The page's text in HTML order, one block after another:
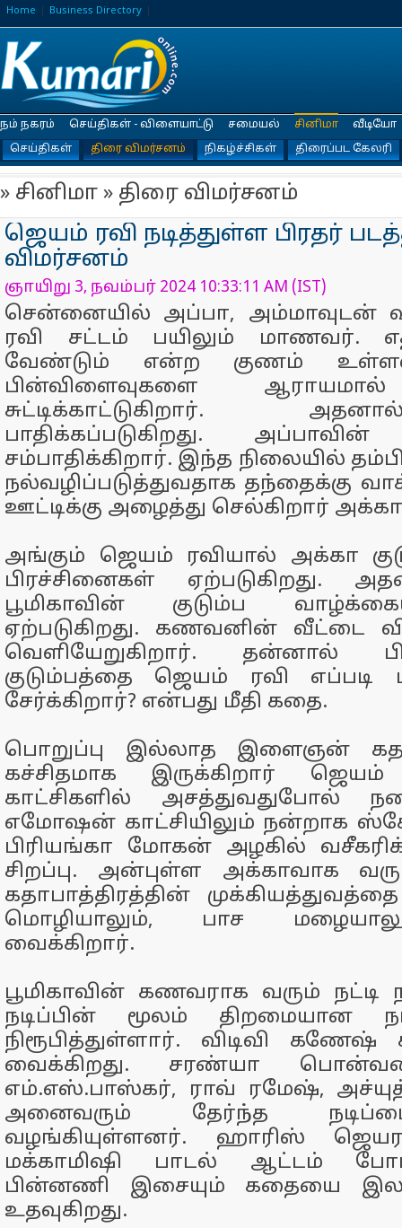
Home Business Directory
நம் நகரம் செய்திகள் - விளையாட்டு சமையல்
சினிமா
செய்திகள்
திரை விமர்சனம் நிகழ்ச்சிகள் திரைப்பட கேலரி
வீடியோ
» சினிமா » திரை விமர்சனம்
ஜெயம் ரவி நடித்துள்ள பிரதர்
விமர்சனம்
ஞாயிறு 3, நவம்பர் 2024 10:33:11 AM (IST)
சென்னையில் அப்பா, அம்மாவுடன்
ரவி சட்டம் பயிலும் மாணவர்.
வேண்டும் என்ற குணம்
பின்விளைவுகளை
சுட்டிக்காட்டுகிறார்.
பாதிக்கப்படுகிறது.
சம்பாதிக்கிறார். இந்த நிலையில்
நல்வழிப்படுத்துவதாக தந்தைக்கு
ஊட்டிக்கு அழைத்து செல்கிறார் அக்கா
அங்கும் ஜெயம் ரவியால் அக்கா
பிரச்சினைகள் ஏற்படுகிறது.
பூமிகாவின் குடும்ப
ஏற்படுகிறது. கணவனின் வீட்டை
வெளியேறுகிறார். தன்னால்
குடும்பத்தை ஜெயம் ரவி
சேர்க்கிறார்? என்பது மீதி கதை.
பொறுப்பு இல்லாத இளைஞன்
கச்சிதமாக இருக்கிறார்
காட்சிகளில் அசத்துவதுபோல்
எமோஷன் காட்சியிலும் நன்றாக
பிரியங்கா மோகன் அழகில்
சிறப்பு. அன்புள்ள அக்காவாக
கதாபாத்திரத்தின்
மொழியாலும், பாச
வைக்கிறார்.
பூமிகாவின் கணவராக வரும்
நடிப்பின் மூலம் திறமையான
நிரூபித்துள்ளார். விடிவி கணேஷ்
வைக்கிறது. சரண்யா
எம்.எஸ்.பாஸ்கர், ராவ் ரமேஷ்,
அனைவரும் தேர்ந்த
வழங்கியுள்ளனர். ஹாரிஸ்
மக்காமிஷி பாடல் ஆட்டம்
பின்னணி இசையும் கதையை
உதவுகிறது.